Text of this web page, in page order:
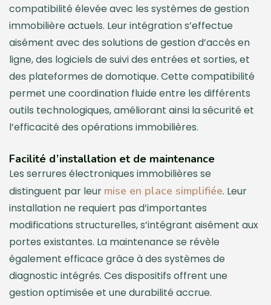
compatibilité élevée avec les systèmes de gestion
immobilière actuels. Leur intégration s’effectue
aisément avec des solutions de gestion d’accès en
ligne, des logiciels de suivi des entrées et sorties, et
des plateformes de domotique. Cette compatibilité
permet une coordination fluide entre les différents
outils technologiques, améliorant ainsi la sécurité et
l’efficacité des opérations immobilières.
Facilité d’installation et de maintenance
Les serrures électroniques immobilières se
distinguent par leur mise en place simplifiée. Leur
installation ne requiert pas d’importantes
modifications structurelles, s’intégrant aisément aux
portes existantes. La maintenance se révèle
également efficace grâce à des systèmes de
diagnostic intégrés. Ces dispositifs offrent une
gestion optimisée et une durabilité accrue.